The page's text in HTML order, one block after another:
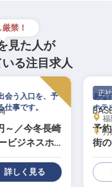
禁！
見た人が
る注目求人
～／今冬長崎
ビジネスホ
を支える
会う入口を、予
事です。
詳しく見る
正社
予
街
あな
ホテ
福
月